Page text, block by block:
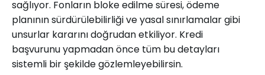
sağlıyor. Fonların bloke edilme süresi, ödeme
planının sürdürülebilirliği ve yasal sınırlamalar gibi
unsurlar kararını doğrudan etkiliyor. Kredi
başvurunu yapmadan önce tüm bu detayları
sistemli bir şekilde gözlemleyebilirsin.